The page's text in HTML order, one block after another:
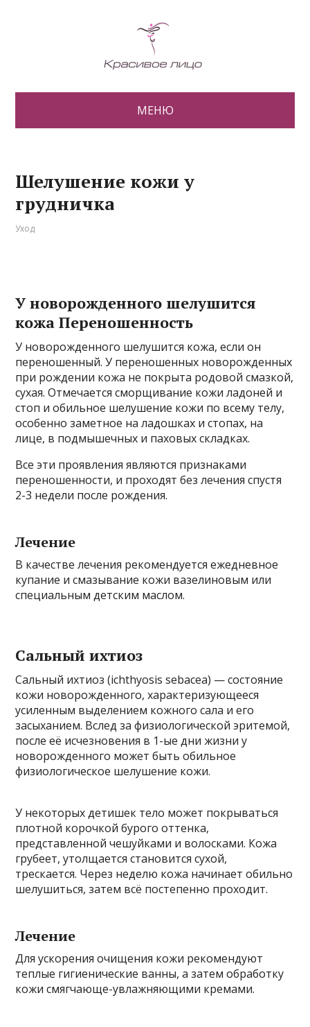
МЕНЮ
Шелушение кожи у
грудничка
Уход
У новорожденного шелушится
кожа Переношенность
У новорожденного шелушится кожа, если он
переношенный. У переношенных новорожденных
при рождении кожа не покрыта родовой смазкой,
сухая. Отмечается сморщивание кожи ладоней и
стоп и обильное шелушение кожи по всему телу,
особенно заметное на ладошках и стопах, на
лице, в подмышечных и паховых складках.
Все эти проявления являются признаками
переношенности, и проходят без лечения спустя
2-3 недели после рождения.
Лечение
В качестве лечения рекомендуется ежедневное
купание и смазывание кожи вазелиновым или
специальным детским маслом.
Сальный ихтиоз
Сальный ихтиоз (ichthyosis sebacea) — состояние
кожи новорожденного, характеризующееся
усиленным выделением кожного сала и его
засыханием. Вслед за физиологической эритемой,
после её исчезновения в 1-ые дни жизни у
новорожденного может быть обильное
физиологическое шелушение кожи.
У некоторых детишек тело может покрываться
плотной корочкой бурого оттенка,
представленной чешуйками и волосками. Кожа
грубеет, утолщается становится сухой,
трескается. Через неделю кожа начинает обильно
шелушиться, затем всё постепенно проходит.
Лечение
Для ускорения очищения кожи рекомендуют
теплые гигиенические ванны, а затем обработку
кожи смягчающе-увлажняющими кремами.